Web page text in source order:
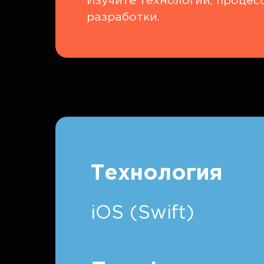
разработки.
Технология
iOS (Swift)